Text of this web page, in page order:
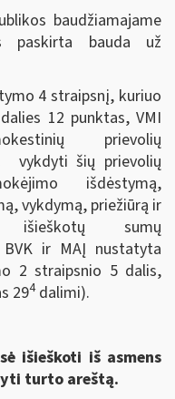
baudžiamajame
paskirta bauda už
4 straipsnį, kuriuo
12 punktas, VMI
prievolių
vykdyti šių prievolių
išdėstymą,
vykdymą, priežiūrą ir
išieškotų sumų
ir MAĮ nustatyta
2 straipsnio 5 dalis,
294dalimi).
išieškoti iš asmens
turto areštą.